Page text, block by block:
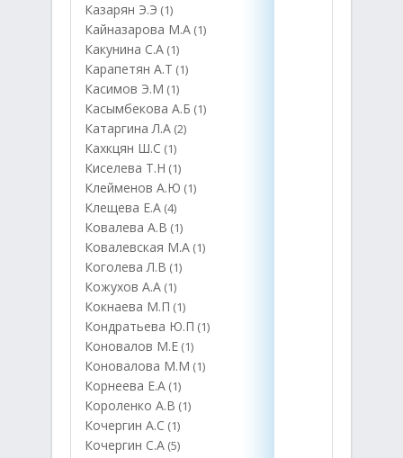
Казарян Э.Э (1)
Кайназарова М.А (1)
Какунина С.А (1)
Карапетян А.Т (1)
Касимов Э.М (1)
Касымбекова А.Б (1)
Катаргина Л.А (2)
Кахкцян Ш.С (1)
Киселева Т.Н (1)
Клейменов А.Ю (1)
Клещева Е.А (4)
Ковалева А.В (1)
Ковалевская М.А (1)
Коголева Л.В (1)
Кожухов А.А (1)
Кокнаева М.П (1)
Кондратьева Ю.П (1)
Коновалов М.Е (1)
Коновалова М.М (1)
Корнеева Е.А (1)
Короленко А.В (1)
Кочергин А.С (1)
Кочергин С.А (5)